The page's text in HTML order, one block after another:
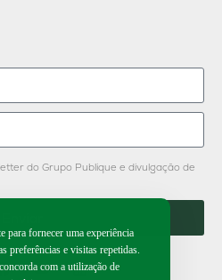
do Grupo Publique e divulgação de
para fornecer uma experiência
preferências e visitas repetidas.
com a utilização de